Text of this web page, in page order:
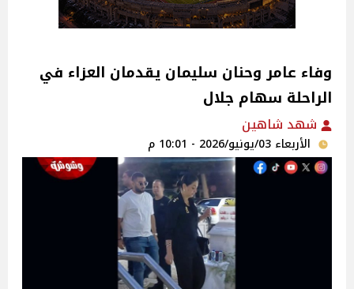
وفاء عامر وحنان سليمان يقدمان العزاء في
الراحلة سهام جلال
شهد شاهين
الأربعاء 03/يونيو/2026 - 10:01 م